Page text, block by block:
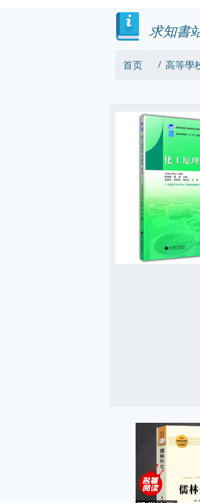
求知書
首页 高等學